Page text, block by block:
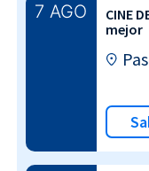
7 AGO
CINE
mejor